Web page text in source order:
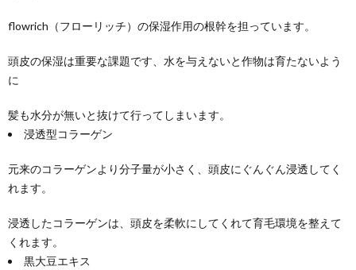
flowrich（フローリッチ）の保湿作用の根幹を担っています。
頭皮の保湿は重要な課題です、水を与えないと作物は育たないよう
に
髪も水分が無いと抜けて行ってしまいます。
浸透型コラーゲン
元来のコラーゲンより分子量が小さく、頭皮にぐんぐん浸透してく
れます。
浸透したコラーゲンは、頭皮を柔軟にしてくれて育毛環境を整えて
くれます。
黒大豆エキス